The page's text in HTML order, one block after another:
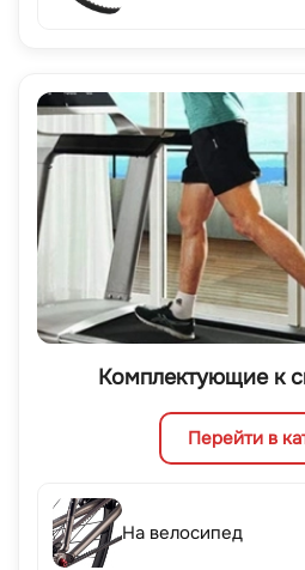
Комплектующие к
Перейти в
На велосипед